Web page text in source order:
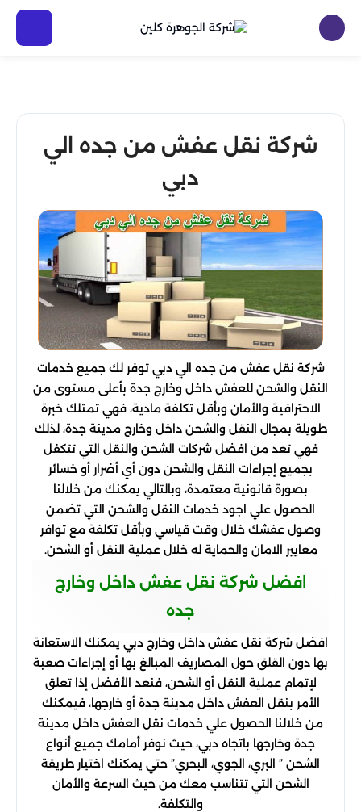
شركة نقل عفش من جده الي
دبي
شركة نقل عفش من جده الي دبي توفر لك جميع خدمات
النقل والشحن للعفش داخل وخارج جدة بأعلى مستوى من
الاحترافية والأمان وبأقل تكلفة مادية، فهي تمتلك خبرة
طويلة بمجال النقل والشحن داخل وخارج مدينة جدة، لذلك
فهي تعد من افضل شركات الشحن والنقل التي تتكفل
بجميع إجراءات النقل والشحن دون أي أضرار أو خسائر
بصورة قانونية معتمدة، وبالتالي يمكنك من خلالنا
الحصول علي اجود خدمات النقل والشحن التي تضمن
وصول عفشك خلال وقت قياسي وبأقل تكلفة مع توافر
معايير الامان والحماية له خلال عملية النقل أو الشحن.
افضل شركة نقل عفش داخل وخارج
جده
افضل شركة نقل عفش داخل وخارج دبي يمكنك الاستعانة
بها دون القلق حول المصاريف المبالغ بها أو إجراءات صعبة
لإتمام عملية النقل أو الشحن، فنعد الأفضل إذا تعلق
الأمر بنقل العفش داخل مدينة جدة أو خارجها، فيمكنك
من خلالنا الحصول علي خدمات نقل العفش داخل مدينة
جدة وخارجها باتجاه دبي، حيث نوفر أمامك جميع أنواع
الشحن ” البري، الجوي، البحري” حتي يمكنك اختيار طريقة
الشحن التي تتناسب معك من حيث السرعة والأمان
والتكلفة.